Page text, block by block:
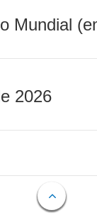
Mundial
2026